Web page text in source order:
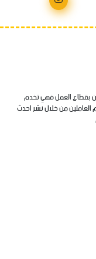
بقطاع العمل فهي تخدم
من خلال نشر احدث